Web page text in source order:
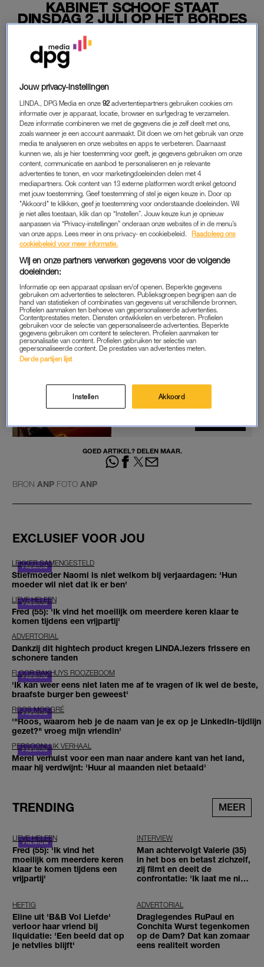
KABINET SCHOOF STAAT
DINSDAG 2 JULI OP HET BORDES
Het nieuwe kabinet wordt op 2 juli beëdigd. Die
aldus beoogd premier Dick Schoof. “Dat staat nu vast.”
De bordesscène wordt niet op maandag 1 juli gehouden,
omdat dan Keti Koti wordt gevierd, ter gelegenheid van de
afschaffing van de slavernij.
KABINET SCHOOF
Schoof ontmoette maandag “plezierige mensen” die er
“allemaal zin in” hebben. Hij sprak onder anderen met de
beoogde vicepremiers van PVV, VVD, NSC en BBB. Zij
worden belangrijk voor het contact met de vier Kamerfracties,
De beoogde premier hield het opnieuw kort bij de pers. Op
vragen over beoogd PVV-minister Marjolein Faber over wie
onrust was ontstaan, zei hij alleen: “Voor ons is het belangrijk
om zo meteen op onze woorden en daden in de
kabinetsperiode beoordeeld te worden.”
GOED ARTIKEL? DELEN MAAR.
BRON ANP FOTO ANP
EXCLUSIEF VOOR JOU
LEKKER SAMENGESTELD
Stiefmoeder Naomi is niet welkom bij verjaardagen: 'Hun
moeder wil niet dat ik er ben'
LIEVE HELEEN
Fred (55): 'Ik vind het moeilijk om meerdere keren klaar te
komen tijdens een vrijpartij'
ADVERTORIAL
Dankzij dit hightech product kregen LINDA.lezers frissere en
schonere tanden
FLOOR BAKHUYS ROOZEBOOM
'Ik kan weer eens niet laten me af te vragen of ik wel de beste,
braafste burger ben geweest'
ROOS MOGGRÉ
'"Roos, waarom heb je de naam van je ex op je LinkedIn-tijdlijn
gezet?" vroeg mijn vriendin'
PERSOONLIJK VERHAAL
Merel verhuist voor een man naar andere kant van het land,
maar hij verdwijnt: 'Huur al maanden niet betaald'
TRENDING MEER
LIEVE HELEEN
Fred (55): 'Ik vind het
moeilijk om meerdere keren
klaar te komen tijdens een
vrijpartij'
INTERVIEW
Man achtervolgt Valerie (35)
in het bos en betast zichzelf,
zij filmt en deelt de
confrontatie: 'Ik laat me niet
HEFTIG
Eline uit 'B&B Vol Liefde'
verloor haar vriend bij
liquidatie: 'Een beeld dat op
je netvlies blijft'
ADVERTORIAL
Draglegendes RuPaul en
Conchita Wurst tegenkomen
op de Dam? Dat kan zomaar
eens realiteit worden
Jouw privacy-instellingen
LINDA., DPG Media en onze92 advertentiepartners gebruiken cookies om
informatie over je apparaat, locatie, browser en surfgedrag te verzamelen.
Deze informatie combineren we met de gegevens die je zelf deelt met ons,
zoals wanneer je een account aanmaakt. Dit doen we om het gebruik van onze
media te analyseren en onze websites en apps te verbeteren. Daarnaast
kunnen we, als je hier toestemming voor geeft, je gegevens gebruiken om onze
content, communicatie en aanbod te personaliseren en je relevante
advertenties te tonen, en voor marketingdoeleinden delen met 4
mediapartners. Ook content van 13 externe platformen wordt enkel getoond
met jouw toestemming. Geef toestemming of stel je eigen keuze in. Door op
"Akkoord" te klikken, geef je toestemming voor onderstaande doeleinden. Wil
je niet alles toestaan, klik dan op “Instellen”. Jouw keuze kun je opnieuw
aanpassen via “Privacy-instellingen” onderaan onze websites of in de menu’s
van onze apps. Lees meer in ons privacy- en cookiebeleid.
Raadpleeg ons
cookiebeleid voor meer informatie.
Wij en onze partners verwerken gegevens voor de volgende
doeleinden:
Informatie op een apparaat opslaan en/of openen. Beperkte gegevens
gebruiken om advertenties te selecteren. Publieksgroepen begrijpen aan de
hand van statistieken of combinaties van gegevens uit verschillende bronnen.
Profielen aanmaken ten behoeve van gepersonaliseerde advertenties.
Contentprestaties meten. Diensten ontwikkelen en verbeteren. Profielen
gebruiken voor de selectie van gepersonaliseerde advertenties. Beperkte
gegevens gebruiken om content te selecteren. Profielen aanmaken ter
personalisatie van content. Profielen gebruiken ter selectie van
gepersonaliseerde content. De prestaties van advertenties meten.
Derde partijen lijst
Instellen Akkoord